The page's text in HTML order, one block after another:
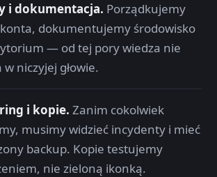
i dokumentacja. Porządkujemy
dokumentujemy środowisko
— od tej pory wiedza nie
w niczyjej głowie.
i kopie. Zanim cokolwiek
musimy widzieć incydenty i mieć
backup. Kopie testujemy
nie zieloną ikonką.